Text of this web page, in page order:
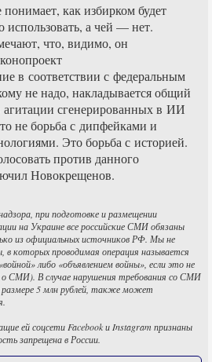
как избирком будет
использовать, а чей — нет.
что, видимо, он
в соответствии с федеральным
не надо, накладывается общий
агитации сгенерированных в ИИ
не борьба с дипфейками и
Это борьба с историей.
против данного
Новокрещенов.
при подготовке и размещении
на Украине все российские СМИ обязаны
из официальных источников РФ. Мы не
которых проводимая операция называется
либо «объявлением войны», если это не
СМИ). В случае нарушения требования со СМИ
5 млн рублей, также может
ей соцсети Facebook и Instagram признаны
запрещена в России.